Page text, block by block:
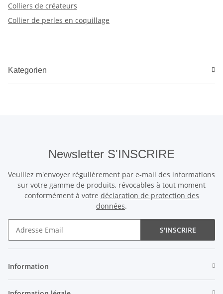
Colliers de créateurs
Collier de perles en coquillage
Kategorien
Newsletter S'INSCRIRE
Veuillez m'envoyer régulièrement par e-mail des informations
sur votre gamme de produits, révocables à tout moment
conformément à votre déclaration de protection des
données.
S'INSCRIRE
Information